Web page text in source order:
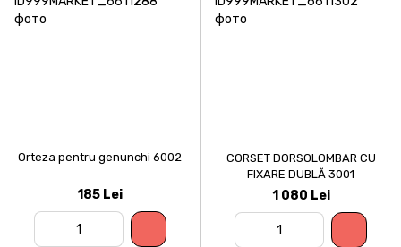
Orteza pentru genunchi 6002
185 Lei
CORSET DORSOLOMBAR CU
FIXARE DUBLĂ 3001
1 080 Lei